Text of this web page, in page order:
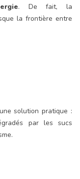
. De fait, la
la frontière entre
solution pratique :
par les sucs